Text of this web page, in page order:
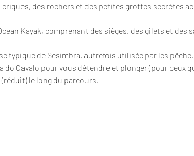
criques, des rochers et des petites grottes secrètes
Kayak, comprenant des sièges, des gilets et des
typique de Sesimbra, autrefois utilisée par les
do Cavalo pour vous détendre et plonger (pour ceux
le long du parcours.